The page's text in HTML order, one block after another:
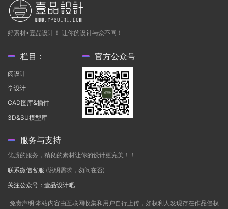
好素材•壹品设计！ 让你的设计与众不同！
栏目：
阅设计
学设计
CAD图库&插件
3D&SU模型库
官方公众号
服务与支持
优质的服务，精良的素材让你的设计更完美！！
联系微信客服 (说明需求，勿问在否)
关注公众号：壹品设计吧
免责声明:本站内容由互联网收集和用户自行上传，如权利人发现存在作品侵权